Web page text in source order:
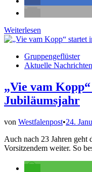
Kirmesgruppe:
Kasse
gefüllt
nie
Weiterlesen
Veröffentlicht
Gruppengeflüster
Aktuelle Nachrichten
„Vie vam
Jubiläumsjahr
von Westfalenpost•24.
Auch nach 23 Jahren geht
Vorsitzendem weiter. So